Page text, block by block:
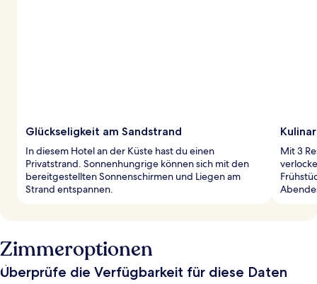
Glückseligkeit am Sandstrand
In diesem Hotel an der Küste hast du einen
Privatstrand. Sonnenhungrige können sich mit den
bereitgestellten Sonnenschirmen und Liegen am
Strand entspannen.
Mit 3
Zimmeroptionen
Überprüfe die Verfügbarkeit für diese Daten